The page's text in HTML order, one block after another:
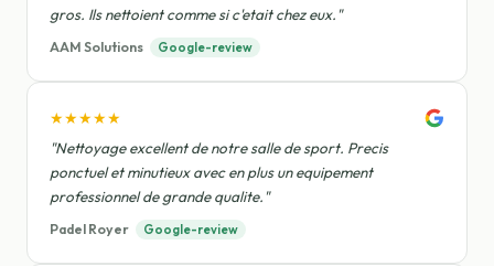
gros. Ils nettoient comme si c'etait chez eux."
AAM Solutions Google-review
★★★★★
"Nettoyage excellent de notre salle de sport. Precis
ponctuel et minutieux avec en plus un equipement
professionnel de grande qualite."
Padel Royer Google-review